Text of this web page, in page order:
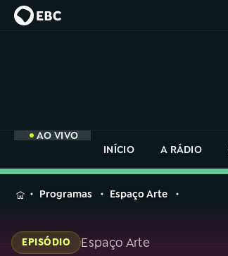
AO VIVO
INÍCIO
A RÁDIO
MENU
na
Rádio
Programas Espaço Arte
EPISÓDIO Espaço Arte